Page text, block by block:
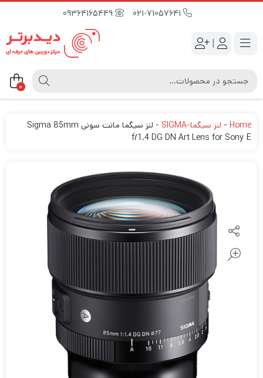
09364165449
|
0
Home
- لنز سیگما-SIGMA -
لنز سیگما مانت سونی Sigma 85mm
f/1.4 DG DN Art Lens for Sony E